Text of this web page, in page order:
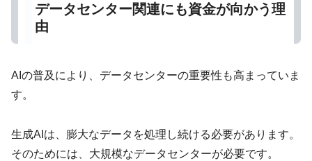
データセンター関連にも資金が向かう理
由
AIの普及により、データセンターの重要性も高まっていま
す。
生成AIは、膨大なデータを処理し続ける必要があります。
そのためには、大規模なデータセンターが必要です。